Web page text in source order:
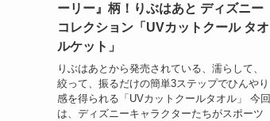
ーリー』柄！りぶはあと ディズニー
コレクション「UVカットクール タオ
ルケット」
りぶはあとから発売されている、濡らして、
絞って、振るだけの簡単3ステップでひんやり
感を得られる「UVカットクールタオル」 今回
は、ディズニーキャラクターたちがスポーツ